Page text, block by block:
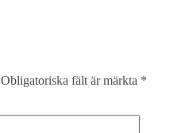
Obligatoriska fält är märkta *